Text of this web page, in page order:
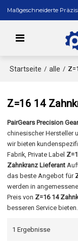
Maßgeschneiderte
Startseite / alle /
Z=16 14
PairGears Precision
chinesischer Hersteller
wir bieten
Fabrik, Private Label
Zahnkranz Lieferant
das beste Angebot für
werden in
Preis von Z=16 14
besseren Service bieten.
1 Ergebnisse